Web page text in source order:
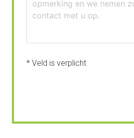
* Veld is verplicht